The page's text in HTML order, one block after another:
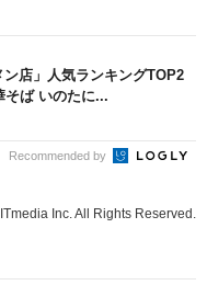
ン店」人気ランキングTOP2
ば いのたに...
Recommended by
Inc. All Rights Reserved.